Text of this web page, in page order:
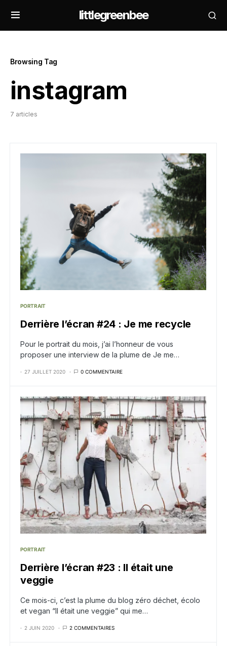
littlegreenbee
Browsing Tag
instagram
7 articles
PORTRAIT
Derrière l’écran #24 : Je me recycle
Pour le portrait du mois, j’ai l’honneur de vous
proposer une interview de la plume de Je me…
27 JUILLET 2020 0 COMMENTAIRE
PORTRAIT
Derrière l’écran #23 : Il était une
veggie
Ce mois-ci, c’est la plume du blog zéro déchet, écolo
et vegan “Il était une veggie” qui me…
2 JUIN 2020 2 COMMENTAIRES